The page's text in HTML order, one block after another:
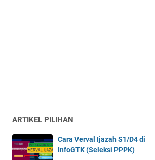
ARTIKEL PILIHAN
Cara Verval Ijazah S1/D4 di
InfoGTK (Seleksi PPPK)